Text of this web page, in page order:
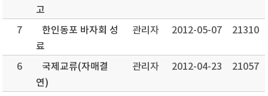
고
7
한인동포 바자회 성
료
관리자 2012-05-07 21310
6
국제교류(자매결
연)
관리자 2012-04-23 21057